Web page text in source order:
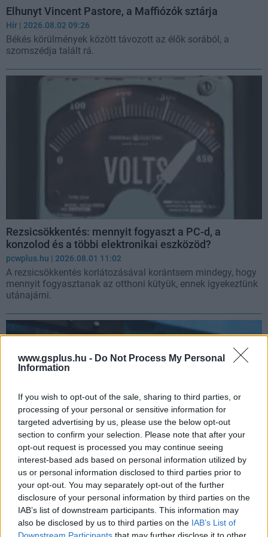
www.gsplus.hu - Do Not Process My Personal
Information
If you wish to opt-out of the sale, sharing to third parties, or
processing of your personal or sensitive information for
targeted advertising by us, please use the below opt-out
section to confirm your selection. Please note that after your
opt-out request is processed you may continue seeing
interest-based ads based on personal information utilized by
us or personal information disclosed to third parties prior to
your opt-out. You may separately opt-out of the further
disclosure of your personal information by third parties on the
IAB’s list of downstream participants. This information may
also be disclosed by us to third parties on the IAB’s List of
Elhunyt Vincent Pastore, a Maffiózók sztárja
Hír | 2026.08.02 09:26
Békés körülmények között távozott az élők sorából, a
szomszédja talált rá.
Rezsicsökkentés: mennyit fogyaszt a PC-d, a
konzolod és a többi elektronikai eszközöd?
pcwplus.hu | 2026.08.01 11:02
A rezsicsökkentés korlátozásával korántsem mindegy, hogy
mennyit fogyasztanak az otthoni kütyük, ennek igyekeztünk
utánajárni.
Példátlan energiakrízis előtt áll az ország - így próbál
segíteni a Magyar Telekom
pcwplus.hu| 2026.07.31 16:41
Rendkívüli intézkedésekkel csökkenti energiafogyasztását a
szolgáltató augusztus első felében.